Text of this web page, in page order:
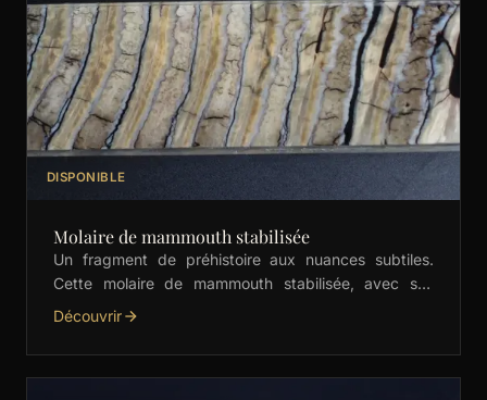
DISPONIBLE
Molaire de mammouth stabilisée
Un fragment de préhistoire aux nuances subtiles.
Cette molaire de mammouth stabilisée, avec ses
motifs crème élégants, est idéale pour les manches
Découvrir